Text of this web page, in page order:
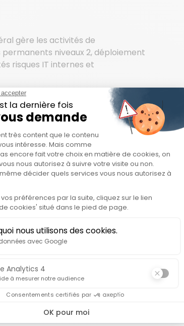
gère les activités de
niveaux 2, déploiement
risques IT internes et